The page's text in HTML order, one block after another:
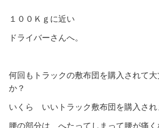
１００Ｋｇに近い
ドライバーさんへ。
何回もトラックの敷布団を購入されて
か？
いくら いいトラック敷布団を購入され
腰の部分は へたってしまって腰が痛く